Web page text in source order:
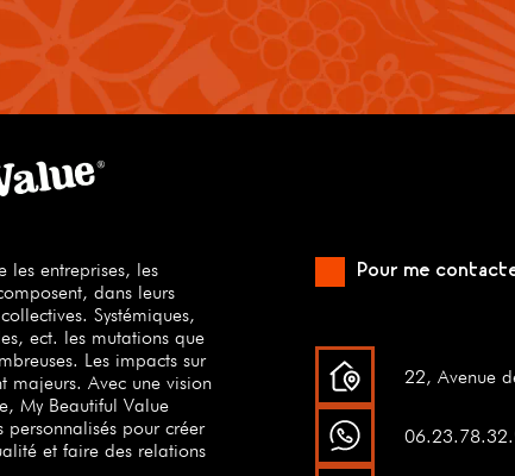
les entreprises, les
dans leurs
Systémiques,
ect. les mutations que
Les impacts sur
majeurs. Avec une vision
My Beautiful Value
pour créer
et faire des relations
Pour me
22, Avenue